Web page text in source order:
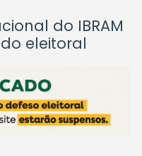
do IBRAM
eleitoral